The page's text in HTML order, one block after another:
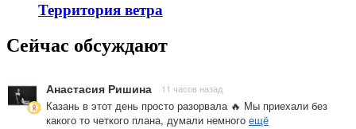
Территория ветра
Сейчас обсуждают
Анастасия Ришина 11 часов назад
Казань в этот день просто разорвала 🔥 Мы приехали без
какого то четкого плана, думали немного ещё